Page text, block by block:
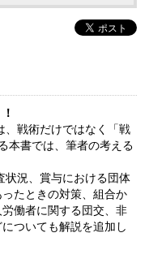
、戦術だけではなく「戦
本書では、筆者の考える
状況、賞与における団体
たときの対策、組合か
働者に関する団交、非
ついても解説を追加し